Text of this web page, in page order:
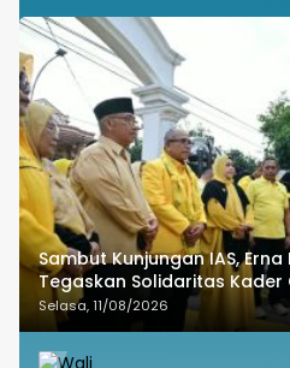
Sambut Kunjungan IAS,
Tegaskan Solidaritas
Selasa, 11/08/2026